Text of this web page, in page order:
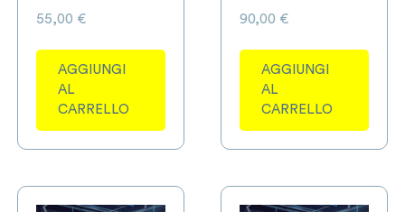
55,00 €
AGGIUNGI
AL
CARRELLO
90,00 €
AGGIUNGI
AL
CARRELLO